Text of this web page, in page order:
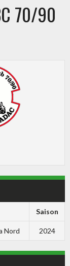
70/90
Saison
Nord 2024